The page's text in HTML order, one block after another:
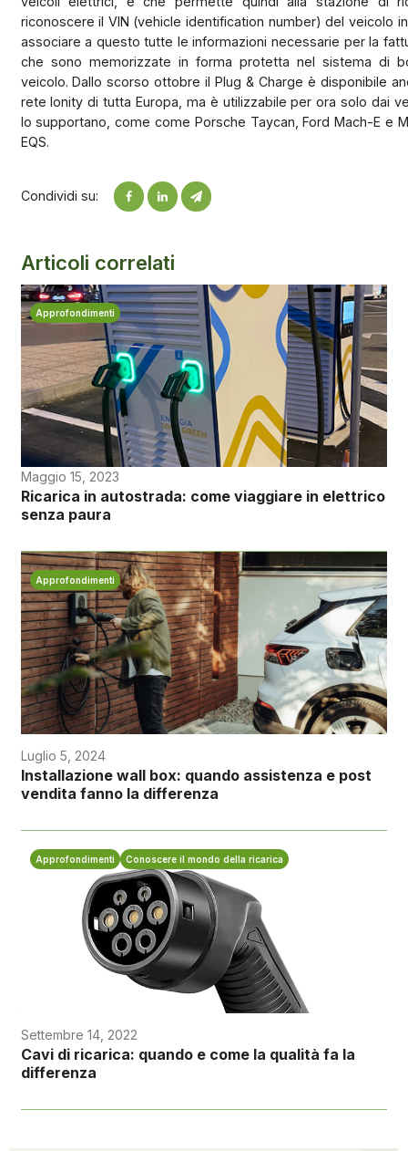
riconoscere il VIN (vehicle identification number) del veicolo
associare a questo tutte le informazioni necessarie per la
che sono memorizzate in forma protetta nel sistema di
veicolo. Dallo scorso ottobre il Plug & Charge è disponibile
rete Ionity di tutta Europa, ma è utilizzabile per ora solo dai
lo supportano, come come Porsche Taycan, Ford Mach-E e
EQS.
Condividi su:
Articoli correlati
Approfondimenti
Maggio 15, 2023
Ricarica in autostrada: come viaggiare in elettrico
senza paura
Approfondimenti
Luglio 5, 2024
Installazione wall box: quando assistenza e post
vendita fanno la differenza
Approfondimenti Conoscere il mondo della ricarica
Settembre 14, 2022
Cavi di ricarica: quando e come la qualità fa la
differenza